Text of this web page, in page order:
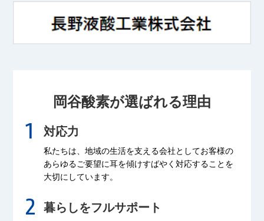
岡谷酸素が選ばれる理由
対応力
私たちは、地域の生活を支える会社としてお客様の
あらゆるご要望に耳を傾けすばやく対応することを
大切にしています。
暮らしをフルサポート